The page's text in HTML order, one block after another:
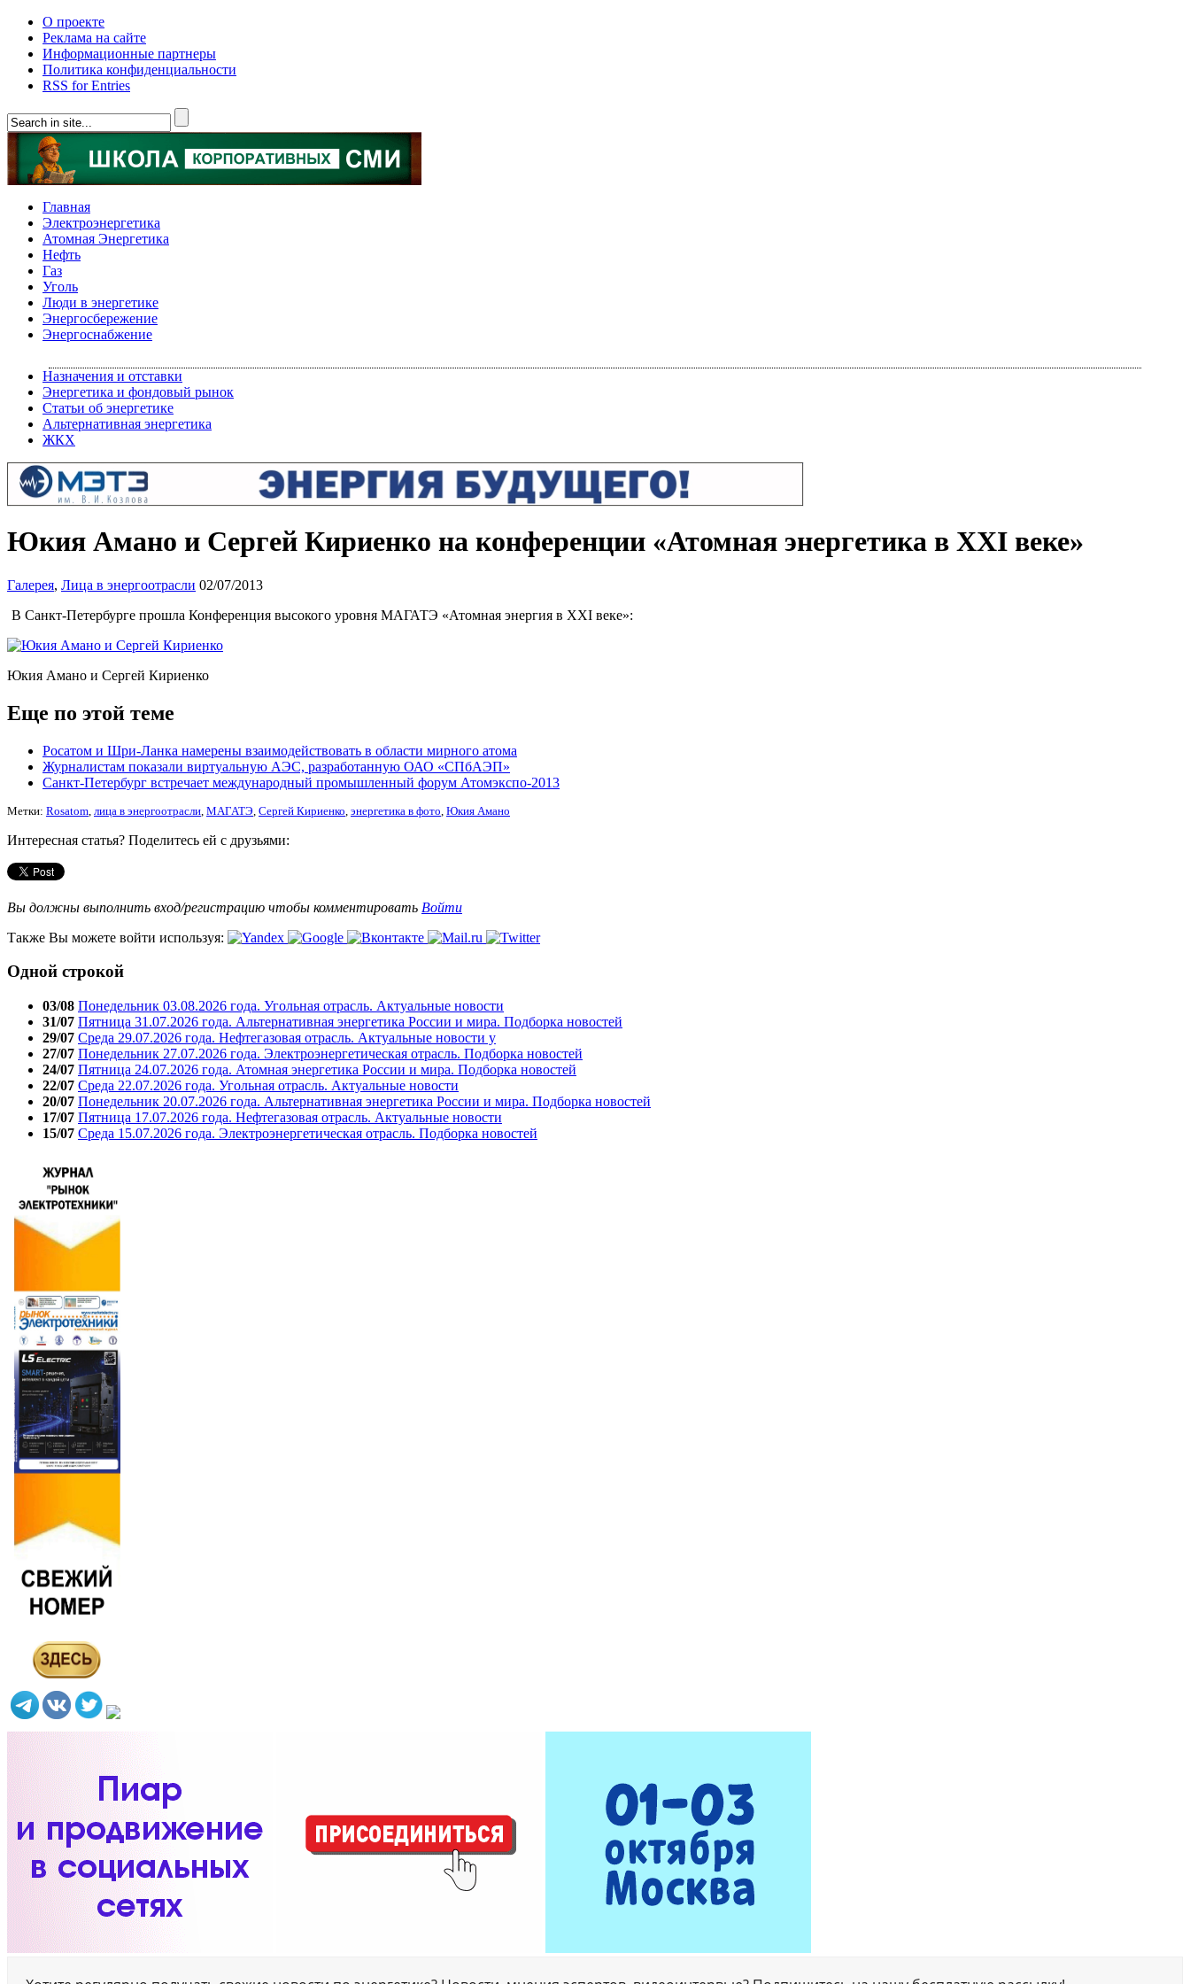
О проекте
Реклама на сайте
Информационные партнеры
Политика конфиденциальности
RSS for Entries
Главная
Электроэнергетика
Атомная Энергетика
Нефть
Газ
Уголь
Люди в энергетике
Энергосбережение
Энергоснабжение
Назначения и отставки
Энергетика и фондовый рынок
Статьи об энергетике
Альтернативная энергетика
ЖКХ
Юкия Амано и Сергей Кириенко на конференции «Атомная энергетика в XXI веке»
Галерея, Лица в энергоотрасли 02/07/2013
В Санкт-Петербурге прошла Конференция высокого уровня МАГАТЭ «Атомная энергия в XXI веке»:
Юкия Амано и Сергей Кириенко
Еще по этой теме
Росатом и Шри-Ланка намерены взаимодействовать в области мирного атома
Журналистам показали виртуальную АЭС, разработанную ОАО «СПбАЭП»
Санкт-Петербург встречает международный промышленный форум Атомэкспо-2013
Метки: Rosatom лица в энергоотрасли МАГАТЭ Сергей Кириенко энергетика в фото Юкия Амано
Интересная статья? Поделитесь ей с друзьями:
Вы должны выполнить вход/регистрацию чтобы комментировать Войти
Также Вы можете войти используя:
Одной строкой
03/08 Понедельник 03.08.2026 года. Угольная отрасль. Актуальные новости
31/07 Пятница 31.07.2026 года. Альтернативная энергетика России и мира. Подборка новостей
29/07 Среда 29.07.2026 года. Нефтегазовая отрасль. Актуальные новости у
27/07 Понедельник 27.07.2026 года. Электроэнергетическая отрасль. Подборка новостей
24/07 Пятница 24.07.2026 года. Атомная энергетика России и мира. Подборка новостей
22/07 Среда 22.07.2026 года. Угольная отрасль. Актуальные новости
20/07 Понедельник 20.07.2026 года. Альтернативная энергетика России и мира. Подборка новостей
17/07 Пятница 17.07.2026 года. Нефтегазовая отрасль. Актуальные новости
15/07 Среда 15.07.2026 года. Электроэнергетическая отрасль. Подборка новостей